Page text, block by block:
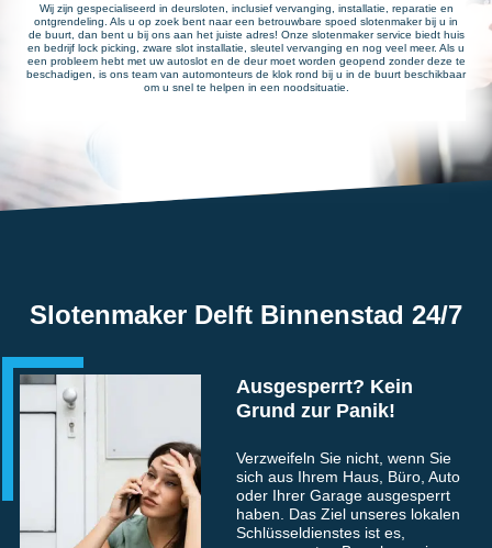
Wij zijn gespecialiseerd in deursloten, inclusief vervanging, installatie, reparatie en
ontgrendeling. Als u op zoek bent naar een betrouwbare spoed slotenmaker bij u in
de buurt, dan bent u bij ons aan het juiste adres! Onze slotenmaker service biedt huis
en bedrijf lock picking, zware slot installatie, sleutel vervanging en nog veel meer. Als u
een probleem hebt met uw autoslot en de deur moet worden geopend zonder deze te
beschadigen, is ons team van automonteurs de klok rond bij u in de buurt beschikbaar
om u snel te helpen in een noodsituatie.
Slotenmaker Delft Binnenstad 24/7
Ausgesperrt? Kein
Grund zur Panik!
Verzweifeln Sie nicht, wenn Sie
sich aus Ihrem Haus, Büro, Auto
oder Ihrer Garage ausgesperrt
haben. Das Ziel unseres lokalen
Schlüsseldienstes ist es,